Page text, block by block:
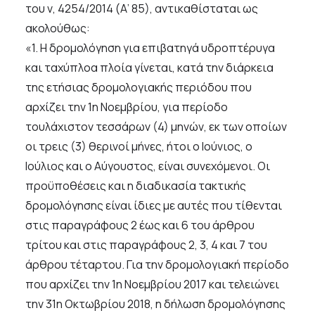
του ν, 4254/2014 (Α’ 85), αντικαθίσταται ως
ακολούθως:
«1. Η δρομολόγηση για επιβατηγά υδροπτέρυγα
και ταχύπλοα πλοία γίνεται, κατά την διάρκεια
της ετήσιας δρομολογιακής περιόδου που
αρχίζει την 1η Νοεμβρίου, για περίοδο
τουλάχιστον τεσσάρων (4) μηνών, εκ των οποίων
οι τρεις (3) θερινοί μήνες, ήτοι ο Ιούνιος, ο
Ιούλιος και ο Αύγουστος, είναι συνεχόμενοι. Οι
προϋποθέσεις και η διαδικασία τακτικής
δρομολόγησης είναι ίδιες με αυτές που τίθενται
στις παραγράφους 2 έως και 6 του άρθρου
τρίτου και στις παραγράφους 2, 3, 4 και 7 του
άρθρου τέταρτου. Για την δρομολογιακή περίοδο
που αρχίζει την 1η Νοεμβρίου 2017 και τελειώνει
την 31η Οκτωβρίου 2018, η δήλωση δρομολόγησης